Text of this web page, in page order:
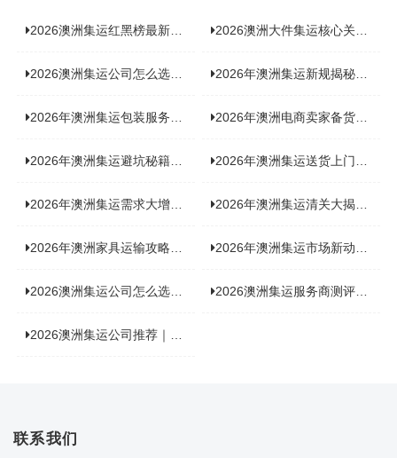
2026澳洲集运红黑榜最新实测：5 家平台真实体验，华人留学生避坑指南 2026澳洲大件集运核心关注点：清关实力与适配服务商深度推荐
2026澳洲集运公司怎么选？实测5家热门渠道，奥飞国际物流凭什么圈粉无数 2026年澳洲集运新规揭秘：究竟要不要交增值税？
2026年澳洲集运包装服务揭秘：究竟好不好，答案即将揭晓！ 2026年澳洲电商卖家备货集运，背后藏着哪些物流新机遇？
2026年澳洲集运避坑秘籍大公开！这份避雷指南你不能错过 2026年澳洲集运送货上门服务怎么选：靠谱品牌选型指南
2026年澳洲集运需求大增！中澳原产地证办理攻略来了 2026年澳洲集运清关大揭秘：究竟需要哪些关键单据？
2026年澳洲家具运输攻略大揭秘，这些干货分享不容错过！ 2026年澳洲集运市场新动态：到底能不能寄奶粉？
2026澳洲集运公司怎么选？海关新规下的避坑指南与实力排名 2026澳洲集运服务商测评榜单，优质合规机构选型参考
2026澳洲集运公司推荐｜个人 / 跨境商家选品攻略
联系我们